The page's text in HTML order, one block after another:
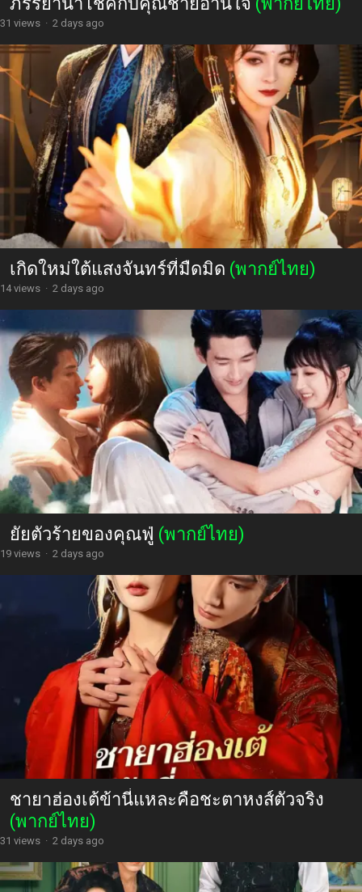
31 views · 2 days ago
เกิดใหม่ใต้แสงจันทร์ที่มืดมิด (พากย์ไทย)
14 views · 2 days ago
ยัยตัวร้ายของคุณฟู่ (พากย์ไทย)
19 views · 2 days ago
ชายาฮ่องเต้ข้านี่แหละคือชะตาหงส์ตัวจริง
(พากย์ไทย)
31 views · 2 days ago